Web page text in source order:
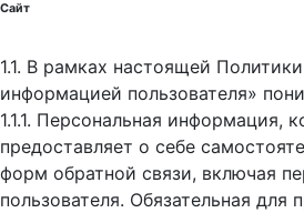
Сайт
1.1. В рамках настоящей
информацией пользователя»
1.1.1. Персональная информация,
предоставляет о себе
форм обратной связи, включая
пользователя. Обязательная для